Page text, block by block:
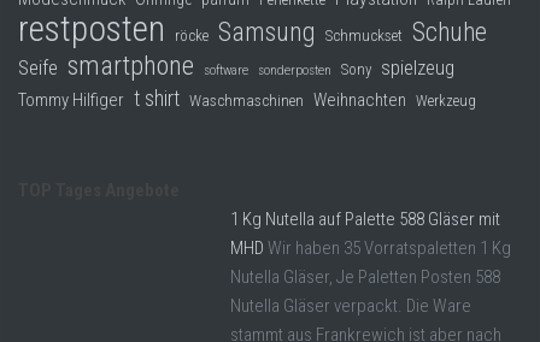
restposten röcke Samsung Schmuckset Schuhe
Seife smartphone software sonderposten Sony spielzeug
Tommy Hilfiger t shirt Waschmaschinen Weihnachten Werkzeug
1 Kg Nutella auf Palette 588 Gläser mit
MHD Wir haben 35 Vorratspaletten 1 Kg
Nutella Gläser, Je Paletten Posten 588
Nutella Gläser verpackt. Die Ware
stammt aus Frankrewich ist aber nach